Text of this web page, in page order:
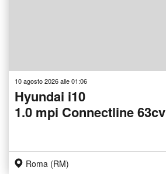
10 agosto 2026 alle 01:06
Hyundai i10
1.0 mpi Connectline 63cv
Roma (RM)